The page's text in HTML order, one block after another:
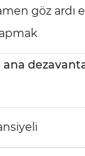
göz ardı